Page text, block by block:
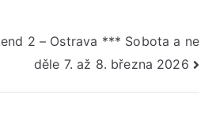
2 – Ostrava *** Sobota a ne
děle 7. až 8. března 2026